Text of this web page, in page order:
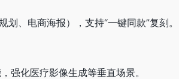
、电商海报），支持“一键同款”复刻。
强化医疗影像生成等垂直场景。